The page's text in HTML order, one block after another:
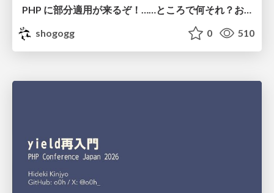
shogogg
0 510